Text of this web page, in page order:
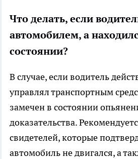
Что делать, если
автомобилем, а
состоянии?
В случае, если водитель
управлял транспортным
замечен в состоянии
доказательства.
свидетелей, которые
автомобиль не двигался, а